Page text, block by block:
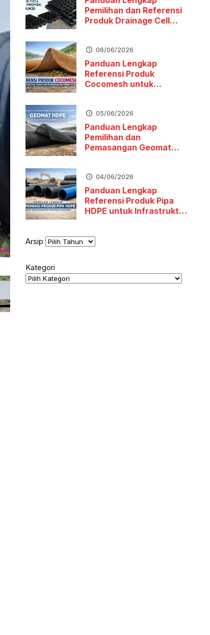
Pemilihan dan Referensi
Produk Drainage Cell
06/06/2026
Panduan Lengkap
Referensi Produk
Cocomesh untuk
05/06/2026
Panduan Lengkap
Pemilihan dan
Pemasangan Geomat
04/06/2026
Panduan Lengkap
Referensi Produk Pipa
HDPE untuk Infrastruktur
Arsip
Kategori